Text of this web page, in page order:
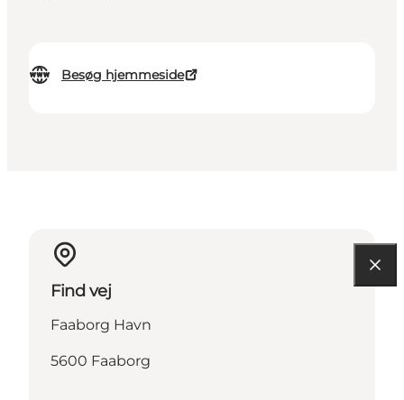
Besøg hjemmeside
Find vej
Faaborg Havn
5600 Faaborg